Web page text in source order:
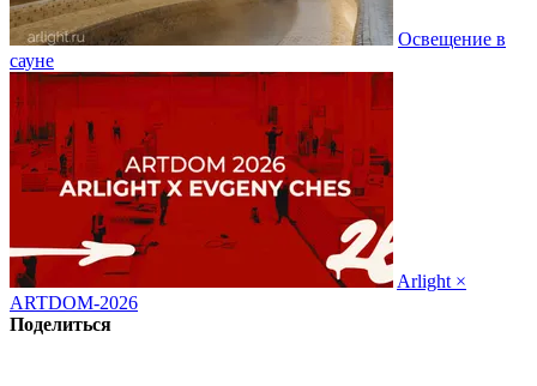
Освещение в
сауне
Arlight ×
ARTDOM-2026
Поделиться